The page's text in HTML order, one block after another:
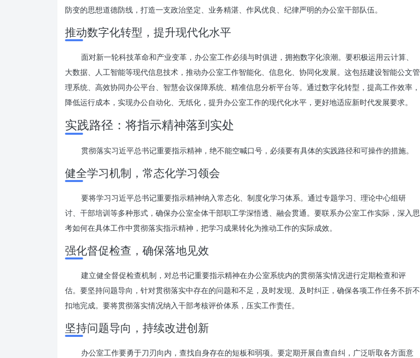
防变的思想道德防线，打造一支政治坚定、业务精湛、作风优良、纪律严明的办公室干部队伍。
推动数字化转型，提升现代化水平
面对新一轮科技革命和产业变革，办公室工作必须与时俱进，拥抱数字化浪潮。要积极运用云计算、
大数据、人工智能等现代信息技术，推动办公室工作智能化、信息化、协同化发展。这包括建设智能公文管
理系统、高效协同办公平台、智慧会议保障系统、精准信息分析平台等。通过数字化转型，提高工作效率，
降低运行成本，实现办公自动化、无纸化，提升办公室工作的现代化水平，更好地适应新时代发展要求。
实践路径：将指示精神落到实处
贯彻落实习近平总书记重要指示精神，绝不能空喊口号，必须要有具体的实践路径和可操作的措施。
健全学习机制，常态化学习领会
要将学习习近平总书记重要指示精神纳入常态化、制度化学习体系。通过专题学习、理论中心组研
讨、干部培训等多种形式，确保办公室全体干部职工学深悟透、融会贯通。要联系办公室工作实际，深入思
考如何在具体工作中贯彻落实指示精神，把学习成果转化为推动工作的实际成效。
强化督促检查，确保落地见效
建立健全督促检查机制，对总书记重要指示精神在办公室系统内的贯彻落实情况进行定期检查和评
估。要坚持问题导向，针对贯彻落实中存在的问题和不足，及时发现、及时纠正，确保各项工作任务不折不
扣地完成。要将贯彻落实情况纳入干部考核评价体系，压实工作责任。
坚持问题导向，持续改进创新
办公室工作要勇于刀刃向内，查找自身存在的短板和弱项。要定期开展自查自纠，广泛听取各方面意